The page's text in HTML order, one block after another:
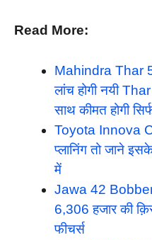
Read More:
Mahindra Thar
लांच होगी नयी
साथ कीमत होगी
Toyota Innova
प्लानिंग तो जाने
में
Jawa 42 Bobber
6,306 हजार की
फीचर्स